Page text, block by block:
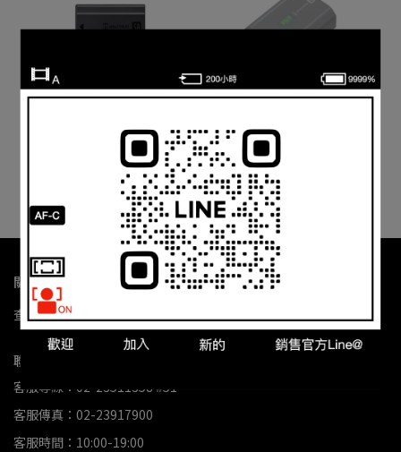
(適用FX5 A7R6)
NT$3,280
加入購物車
NP-FZ100 智慧型鋰電池
►原廠公司貨
NT$1,980
已售完
關於我們
查詢 關於我們 我的帳戶 退款政策 隱私政策 服務條款
聯絡資訊
客服專線：02-23511358 #51
客服傳真：02-23917900
客服時間：10:00-19:00